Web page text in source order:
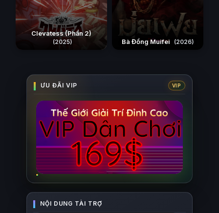
Clevatess (Phần 2)
(2025) Bà Đồng Muifei (2026)